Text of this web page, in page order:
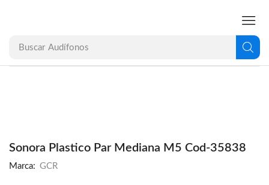
Buscar Audífonos
Sonora Plastico Par Mediana M5 Cod-35838
Marca: GCR